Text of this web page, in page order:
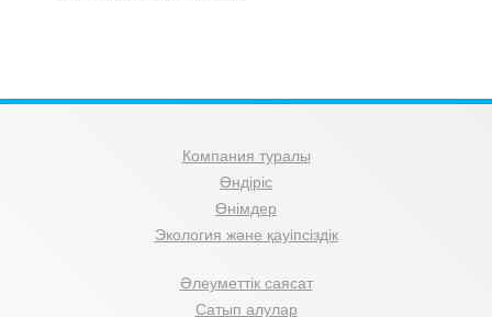
Компания туралы
Өндіріс
Өнімдер
Экология және қауіпсіздік
Әлеуметтік саясат
Сатып алулар